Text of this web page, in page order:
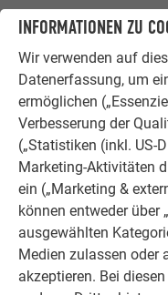
INFORMATIONEN ZU
Wir verwenden auf
Datenerfassung, um
ermöglichen
Verbesserung der
(„Statistiken (inkl. US-
Marketing-Aktivitäten
ein („Marketing &
können entweder über
ausgewählten
Medien zulassen oder
akzeptieren. Bei
ZUFRIEDENE
Ob Bauherr,
Architekt - die
unserer Kunden
Deshalb
allen Phasen
starker Begleiter
Überzeugen Sie